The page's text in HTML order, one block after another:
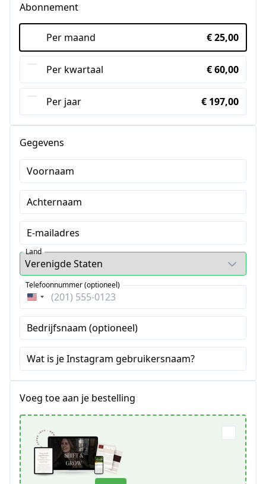
Abonnement
Per maand € 25,00
Per kwartaal € 60,00
Per jaar € 197,00
Gegevens
Voornaam
Achternaam
E-mailadres
Land
Verenigde
Staten
+1
Telefoonnummer (optioneel)
Bedrijfsnaam (optioneel)
Wat is je Instagram gebruikersnaam?
Voeg toe aan je bestelling